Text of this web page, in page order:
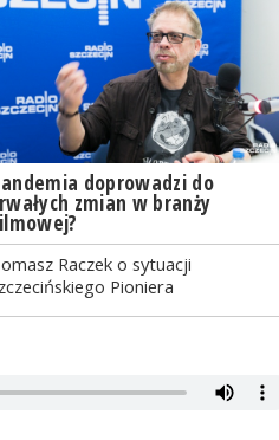
doprowadzi do
zmian w branży
Raczek o sytuacji
Pioniera